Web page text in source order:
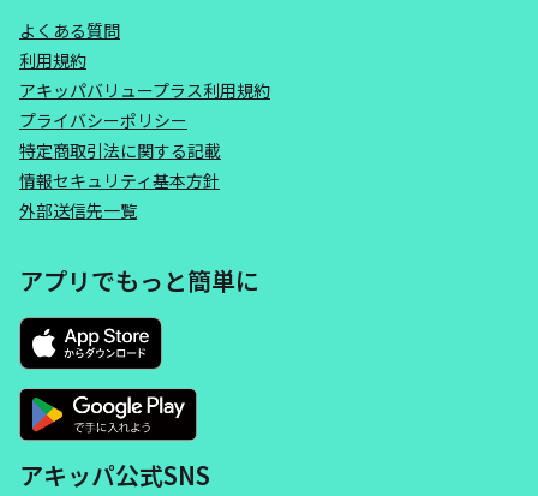
よくある質問
利用規約
アキッパバリュープラス利用規約
プライバシーポリシー
特定商取引法に関する記載
情報セキュリティ基本方針
外部送信先一覧
アプリでもっと簡単に
アキッパ公式SNS